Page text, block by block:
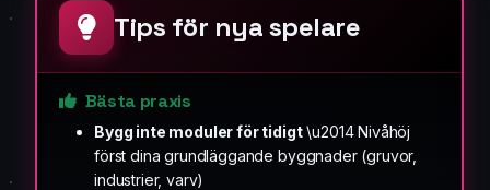
Tips för nya spelare
Bästa praxis
Bygg inte moduler för tidigt\u2014 Nivåhöj
först dina grundläggande byggnader (gruvor,
industrier, varv)